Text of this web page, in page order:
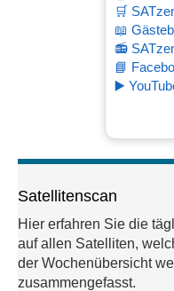
🛒
📖
📻
📘
▶️
Satellitenscan
Hier erfahren Sie die
auf allen Satelliten,
der Wochenübersicht
zusammengefasst.